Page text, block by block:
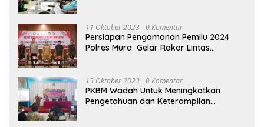
11 Oktober 2023 0 Komentar
Persiapan Pengamanan Pemilu 2024
Polres Mura Gelar Rakor Lintas
13 Oktober 2023 0 Komentar
PKBM Wadah Untuk Meningkatkan
Pengetahuan dan Keterampilan